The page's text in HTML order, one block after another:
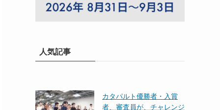
人気記事
カタパルト優勝者・入賞
者、審査員が、チャレンジ